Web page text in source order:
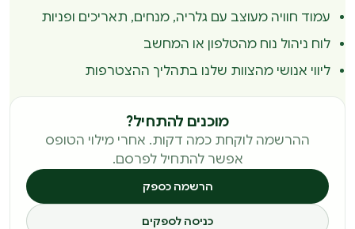
עמוד חוויה מעוצב עם גלריה, מנחים, תאריכים ופניות
לוח ניהול נוח מהטלפון או המחשב
ליווי אנושי מהצוות שלנו בתהליך ההצטרפות
מוכנים להתחיל?
ההרשמה לוקחת כמה דקות. אחרי מילוי הטופס
אפשר להתחיל לפרסם.
הרשמה כספק
כניסה לספקים